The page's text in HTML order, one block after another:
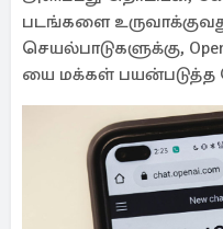
படங்களை
செயல்பாடுகளுக்கு,
யை மக்கள் பயன்படுத்த